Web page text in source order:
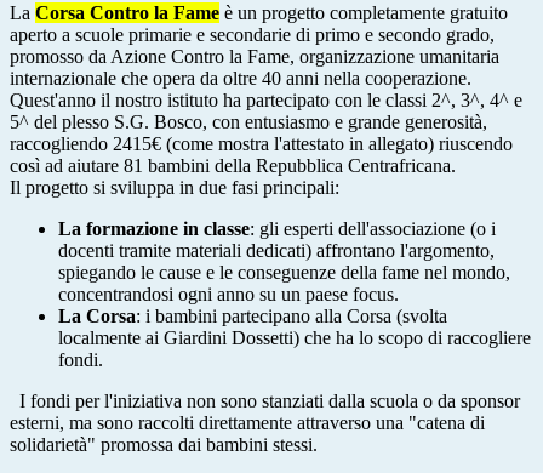
La Corsa Contro la Fame è un progetto completamente gratuito
aperto a scuole primarie e secondarie di primo e secondo grado,
promosso da Azione Contro la Fame, organizzazione umanitaria
internazionale che opera da oltre 40 anni nella cooperazione.
Quest'anno il nostro istituto ha partecipato con le classi 2^, 3^, 4^ e
5^ del plesso S.G. Bosco, con entusiasmo e grande generosità,
raccogliendo 2415€ (come mostra l'attestato in allegato) riuscendo
così ad aiutare 81 bambini della Repubblica Centrafricana.
Il progetto si sviluppa in due fasi principali:
La formazione in classe: gli esperti dell'associazione (o i
docenti tramite materiali dedicati) affrontano l'argomento,
spiegando le cause e le conseguenze della fame nel mondo,
concentrandosi ogni anno su un paese focus.
La Corsa: i bambini partecipano alla Corsa (svolta
localmente ai Giardini Dossetti) che ha lo scopo di raccogliere
fondi.
I fondi per l'iniziativa non sono stanziati dalla scuola o da sponsor
esterni, ma sono raccolti direttamente attraverso una "catena di
solidarietà" promossa dai bambini stessi.